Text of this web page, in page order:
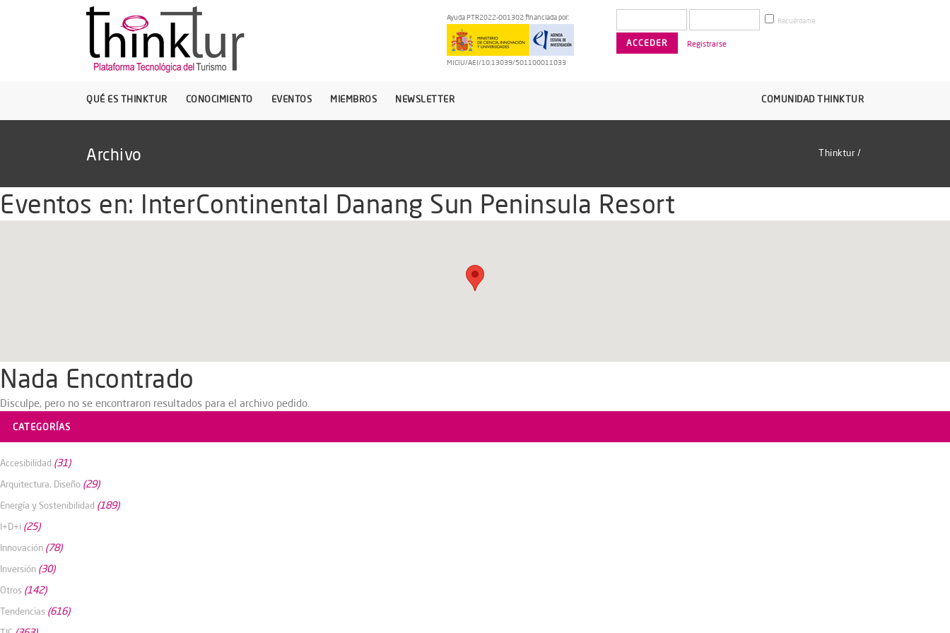
Ayuda PTR2022-001302 financiada por:
MICIU/AEI/10.13039/501100011033
Recuérdame
Registrarse
QUÉ ES THINKTUR CONOCIMIENTO EVENTOS MIEMBROS NEWSLETTER COMUNIDAD THINKTUR
Archivo Thinktur /
Eventos en: InterContinental Danang Sun Peninsula Resort
Nada Encontrado
Disculpe, pero no se encontraron resultados para el archivo pedido.
CATEGORÍAS
Accesibilidad (31)
Arquitectura, Diseño (29)
Energía y Sostenibilidad (189)
I+D+i (25)
Innovación (78)
Inversión (30)
Otros (142)
Tendencias (616)